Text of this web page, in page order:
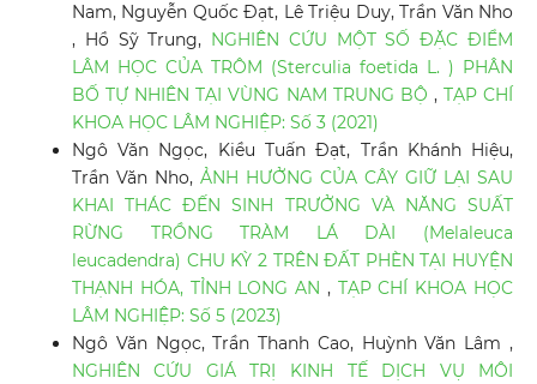
Nam, Nguyễn Quốc Đạt, Lê Triệu Duy, Trần Văn Nho
, Hồ Sỹ Trung, NGHIÊN CỨU MỘT SỐ ĐẶC ĐIỂM
LÂM HỌC CỦA TRÔM (Sterculia foetida L. ) PHÂN
BỐ TỰ NHIÊN TẠI VÙNG NAM TRUNG BỘ , TẠP CHÍ
KHOA HỌC LÂM NGHIỆP: Số 3 (2021)
Ngô Văn Ngọc, Kiều Tuấn Đạt, Trần Khánh Hiệu,
Trần Văn Nho, ẢNH HƯỞNG CỦA CÂY GIỮ LẠI SAU
KHAI THÁC ĐẾN SINH TRƯỞNG VÀ NĂNG SUẤT
RỪNG TRỒNG TRÀM LÁ DÀI (Melaleuca
leucadendra) CHU KỲ 2 TRÊN ĐẤT PHÈN TẠI HUYỆN
THẠNH HÓA, TỈNH LONG AN , TẠP CHÍ KHOA HỌC
LÂM NGHIỆP: Số 5 (2023)
Ngô Văn Ngọc, Trần Thanh Cao, Huỳnh Văn Lâm ,
NGHIÊN CỨU GIÁ TRỊ KINH TẾ DỊCH VỤ MÔI